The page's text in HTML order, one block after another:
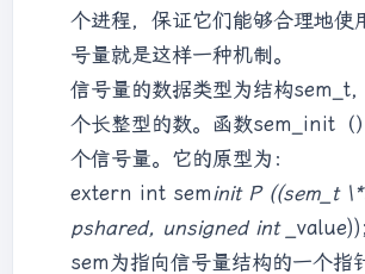
product; i++)        {
,2);    //消费
//加锁          printf(" [消费
品 1. 剩余：  %d\n",
GETVAL, NULL));
//开锁          v(semid ,1);
}        sleep(2);      }
{      if((p2=fork()) == 0)
//子进程2，消费者
个进程，保证它们能够合理地使
号量就是这样一种机制。
信号量的数据类型为结构sem_t
个长整型的数。函数sem_init（
个信号量。它的原型为：
extern int seminit P ((sem_t \
pshared, unsigned int _ value));
sem为指向信号量结构的一个指